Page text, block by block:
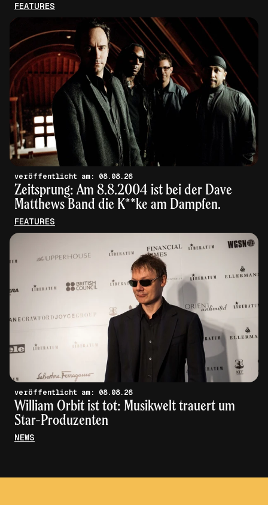
FEATURES
veröffentlicht am: 08.08.26
Zeitsprung: Am 8.8.2004 ist bei der Dave
Matthews Band die K**ke am Dampfen.
FEATURES
veröffentlicht am: 08.08.26
William Orbit ist tot: Musikwelt trauert um
Star-Produzenten
NEWS